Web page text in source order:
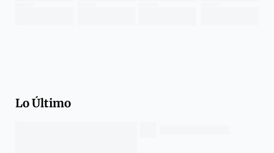
Lo Último